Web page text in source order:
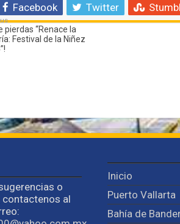
Facebook Twitter
pierdas “Renace la
Festival de la Niñez
o
al
Inicio
Puerto Vallarta
Bahía de